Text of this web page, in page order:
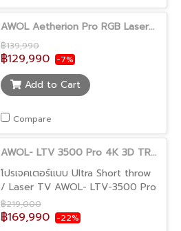
AWOL Aetherion Pro RGB Laser UST Projector
฿139,990
฿129,990 -7%
Add to Cart
Compare
AWOL- LTV 3500 Pro 4K 3D TRIPLE LASER Ultra Short Throw Projector
โปรเจคเตอร์แบบ Ultra Short throw
/ Laser TV AWOL- LTV-3500 Pro
4K 3D TRIPLE LASER Ultra Short
Throw Projector -ให้ความสว่างถึง
฿219,000
฿169,990 -22%